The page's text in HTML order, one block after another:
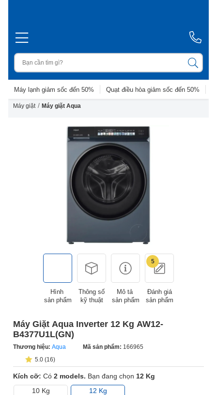
Máy lạnh giảm sốc đến 50% Quạt điều hòa giảm sốc đến 50%
Máy giặt / Máy giặt Aqua
Hình
sản phẩm
Thông số
kỹ thuật
Mô tả
sản phẩm
5
Đánh giá
sản phẩm
Máy Giặt Aqua Inverter 12 Kg AW12-
B4377U1L(GN)
Thương hiệu: Aqua Mã sản phẩm: 166965
5.0 (16)
Kích cỡ: Có 2 models. Bạn đang chọn 12 Kg
10 Kg
12 Kg